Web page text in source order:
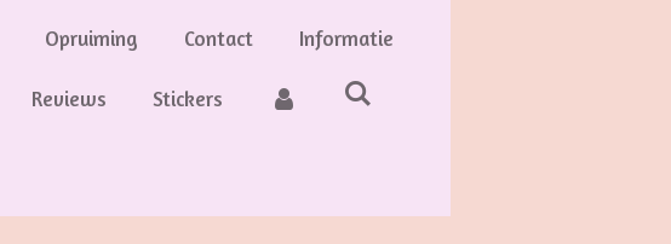
Opruiming Contact Informatie
Reviews Stickers